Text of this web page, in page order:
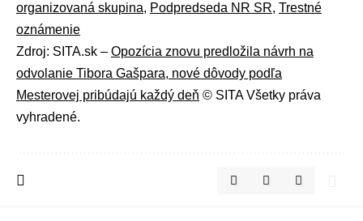
organizovaná skupina, Podpredseda NR SR, Trestné
oznámenie
Zdroj: SITA.sk – Opozícia znovu predložila návrh na
odvolanie Tibora Gašpara, nové dôvody podľa
Mesterovej pribúdajú každý deň © SITA Všetky práva
vyhradené.